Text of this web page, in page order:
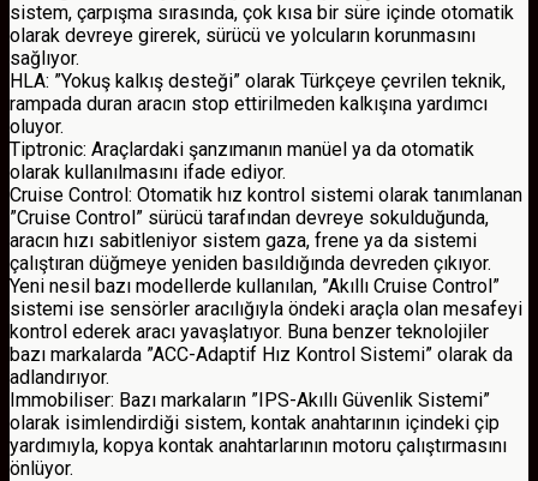
sistem, çarpışma sırasında, çok kısa bir süre içinde otomatik
olarak devreye girerek, sürücü ve yolcuların korunmasını
sağlıyor.
HLA: ”Yokuş kalkış desteği” olarak Türkçeye çevrilen teknik,
rampada duran aracın stop ettirilmeden kalkışına yardımcı
oluyor.
Tiptronic: Araçlardaki şanzımanın manüel ya da otomatik
olarak kullanılmasını ifade ediyor.
Cruise Control: Otomatik hız kontrol sistemi olarak tanımlanan
”Cruise Control” sürücü tarafından devreye sokulduğunda,
aracın hızı sabitleniyor sistem gaza, frene ya da sistemi
çalıştıran düğmeye yeniden basıldığında devreden çıkıyor.
Yeni nesil bazı modellerde kullanılan, ”Akıllı Cruise Control”
sistemi ise sensörler aracılığıyla öndeki araçla olan mesafeyi
kontrol ederek aracı yavaşlatıyor. Buna benzer teknolojiler
bazı markalarda ”ACC-Adaptif Hız Kontrol Sistemi” olarak da
adlandırıyor.
Immobiliser: Bazı markaların ”IPS-Akıllı Güvenlik Sistemi”
olarak isimlendirdiği sistem, kontak anahtarının içindeki çip
yardımıyla, kopya kontak anahtarlarının motoru çalıştırmasını
önlüyor.